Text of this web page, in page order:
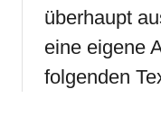
überhaupt
eine eigene
folgenden